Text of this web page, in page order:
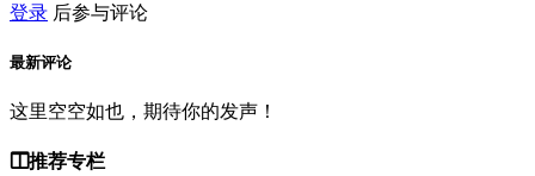
登录 后参与评论
最新评论
这里空空如也，期待你的发声！
推荐专栏